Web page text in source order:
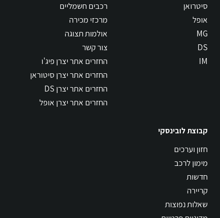
סיטרואן
אופל
MG
DS
IM
רכבים חשמליים
מרכזי מכירה
אולמות תצוגה
צור קשר
החזרים אתר יצרן פיג'ו
החזרים אתר יצרן סיטוראן
החזרים אתר יצרן DS
החזרים אתר יצרן אופל
קבוצת לובינסקי
חזון וערכים
מימון לרכב
חדשות
קריירה
שאלות נפוצות